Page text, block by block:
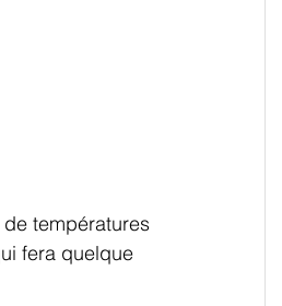
de températures
fera quelque